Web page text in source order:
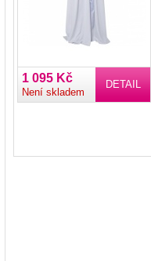
DETAIL
1 095 Kč
Není skladem